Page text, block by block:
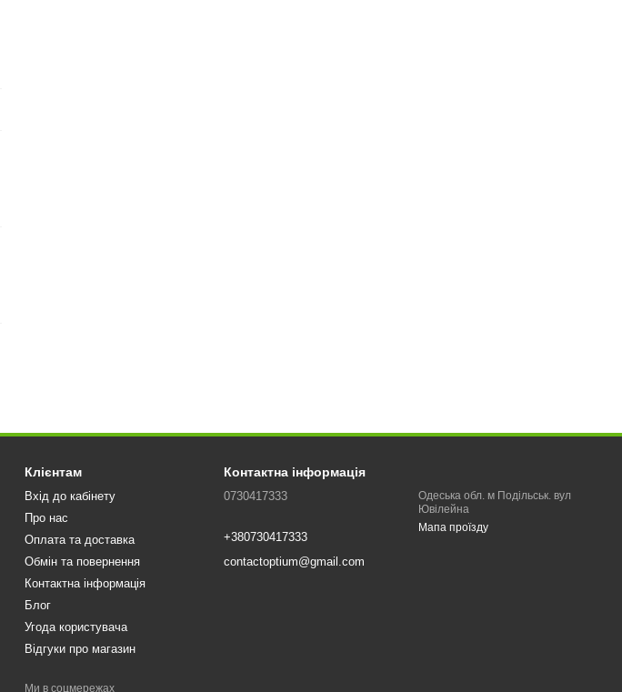
Клієнтам
Вхід до кабінету
Про нас
Оплата та доставка
Обмін та повернення
Контактна інформація
Блог
Угода користувача
Відгуки про магазин
Ми в соцмережах
Контактна інформація
0730417333
+380730417333
contactoptium@gmail.com
Одеська обл. м Подільськ. вул
Ювілейна
Мапа проїзду